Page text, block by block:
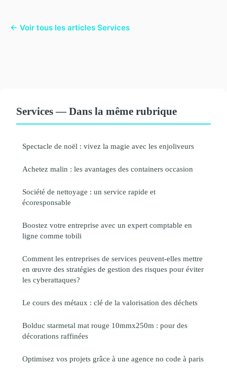
← Voir tous les articles Services
Services — Dans la même rubrique
Spectacle de noël : vivez la magie avec les enjoliveurs
Achetez malin : les avantages des containers occasion
Société de nettoyage : un service rapide et
écoresponsable
Boostez votre entreprise avec un expert comptable en
ligne comme tobili
Comment les entreprises de services peuvent-elles mettre
en œuvre des stratégies de gestion des risques pour éviter
les cyberattaques?
Le cours des métaux : clé de la valorisation des déchets
Bolduc starmetal mat rouge 10mmx250m : pour des
décorations raffinées
Optimisez vos projets grâce à une agence no code à paris